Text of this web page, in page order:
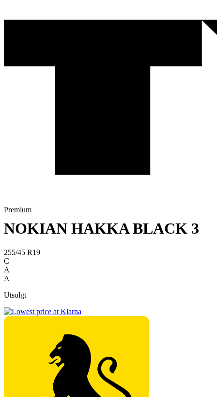
Premium
NOKIAN HAKKA BLACK 3
255/45 R19
C
A
A
Utsolgt